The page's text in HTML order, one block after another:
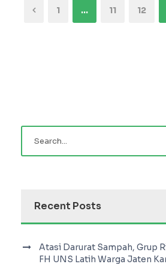
1 … 11 12
Recent Posts
Atasi Darurat Sampah, Grup
FH UNS Latih Warga Jaten